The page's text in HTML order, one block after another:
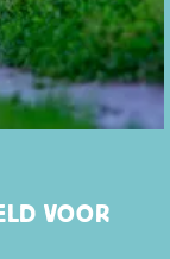
VOOR